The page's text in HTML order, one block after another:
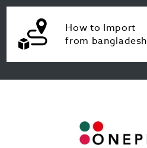
How to Import
from bangladesh